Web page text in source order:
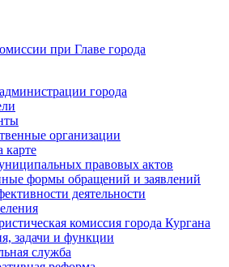
при Главе города
города
организации
карте
правовых актов
формы обращений и заявлений
деятельности
комиссия города Кургана
задачи и функции
служба